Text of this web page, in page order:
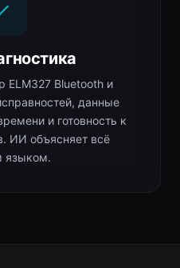
ELM327 Bluetooth и
данные
и готовность к
ИИ объясняет всё
языком.